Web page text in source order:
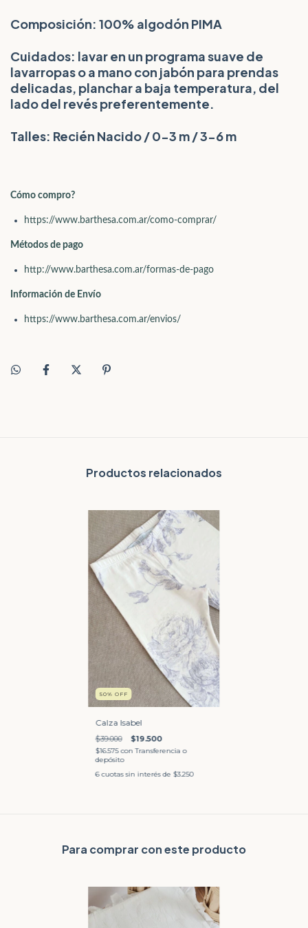
Composición: 100% algodón PIMA
Cuidados: lavar en un programa suave de
lavarropas o a mano con jabón para prendas
delicadas, planchar a baja temperatura, del
lado del revés preferentemente.
Talles: Recién Nacido / 0-3 m / 3-6 m
Cómo compro?
https://www.barthesa.com.ar/como-comprar/
Métodos de pago
http://www.barthesa.com.ar/formas-de-pago
Información de Envío
https://www.barthesa.com.ar/envios/
Productos relacionados
50% OFF
Calza Isabel
$39.000 $19.500
$16.575con Transferencia o
depósito
6 cuotas sin interés de $3.250
Para comprar con este producto